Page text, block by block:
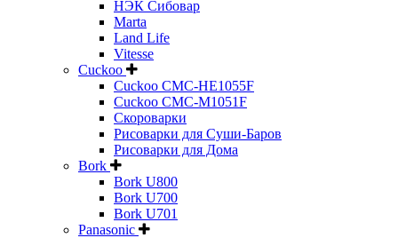
НЭК Сибовар
Marta
Land Life
Vitesse
Cuckoo
Cuckoo CMC-HE1055F
Cuckoo CMC-M1051F
Скороварки
Рисоварки для Суши-Баров
Рисоварки для Дома
Bork
Bork U800
Bork U700
Bork U701
Panasonic